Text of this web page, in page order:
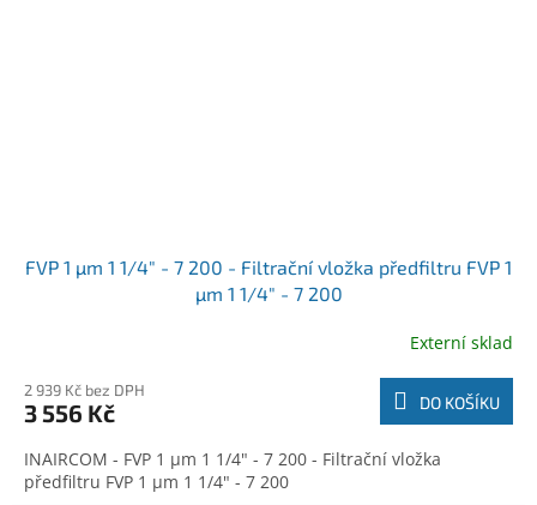
FVP 1 µm 1 1/4" - 7 200 - Filtrační vložka předfiltru FVP 1
µm 1 1/4" - 7 200
Externí sklad
2 939 Kč bez DPH
3 556 Kč DO KOŠÍKU
INAIRCOM - FVP 1 µm 1 1/4" - 7 200 - Filtrační vložka
předfiltru FVP 1 µm 1 1/4" - 7 200